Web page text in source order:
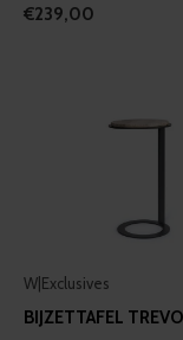
€239,00
W|Exclusives
BIJZETTAFEL